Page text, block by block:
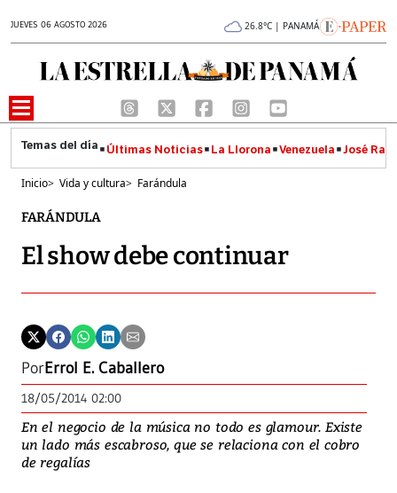
JUEVES 06 AGOSTO 2026 26.8°C | PANAMÁ
Últimas Noticias La Llorona Venezuela José
Inicio> Vida y cultura> Farándula
FARÁNDULA
El show debe continuar
PorErrol E. Caballero
18/05/2014 02:00
En el negocio de la música no todo es glamour. Existe
un lado más escabroso, que se relaciona con el cobro
de regalías